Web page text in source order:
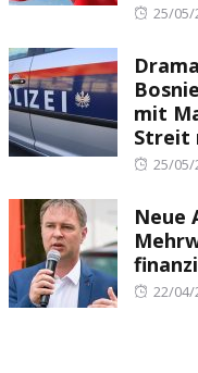
Posted
25/05/
mit
Streit
Posted
25/05/
Neue
Posted
22/04/